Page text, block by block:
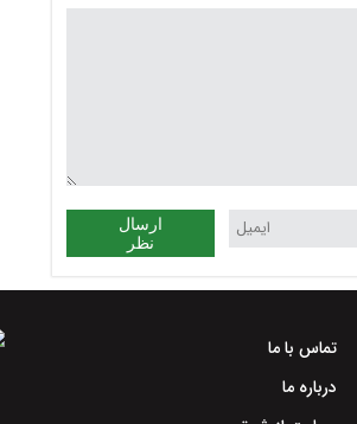
ویتکاف به مسکو
ارسال
نظر
تماس با ما
درباره ما